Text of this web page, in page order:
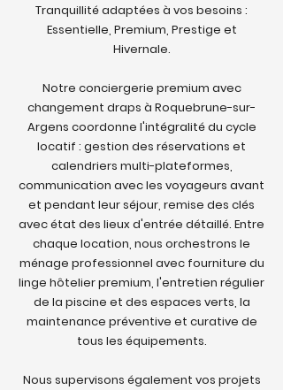
Tranquillité adaptées à vos besoins :
Essentielle, Premium, Prestige et
Hivernale.
Notre conciergerie premium avec
changement draps à Roquebrune-sur-
Argens coordonne l'intégralité du cycle
locatif : gestion des réservations et
calendriers multi-plateformes,
communication avec les voyageurs avant
et pendant leur séjour, remise des clés
avec état des lieux d'entrée détaillé. Entre
chaque location, nous orchestrons le
ménage professionnel avec fourniture du
linge hôtelier premium, l'entretien régulier
de la piscine et des espaces verts, la
maintenance préventive et curative de
tous les équipements.
Nous supervisons également vos projets